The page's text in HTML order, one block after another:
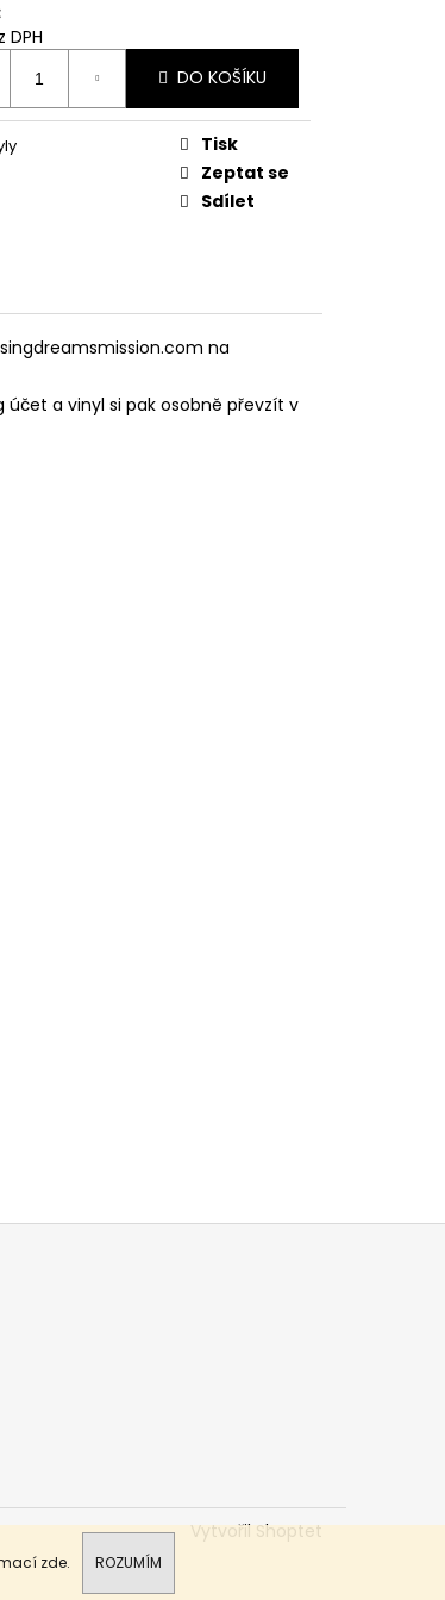
zde. ROZUMÍM
DPH
DO KOŠÍKU
Tisk
Zeptat se
Sdílet
na
účet a vinyl si pak osobně převzít v
Vytvořil Shoptet